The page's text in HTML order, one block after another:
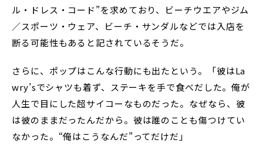
ル・ドレス・コード”を求めており、ビーチウエアやジム
／スポーツ・ウェア、ビーチ・サンダルなどでは入店を
断る可能性もあると記されているそうだ。
さらに、ポップはこんな行動にも出たという。「彼はLa
wry’sでシャツも着ず、ステーキを手で食べだした。俺が
人生で目にした超サイコーなものだった。なぜなら、彼
は彼のままだったんだから。彼は誰のことも傷つけてい
なかった。“俺はこうなんだ”ってだけだ」